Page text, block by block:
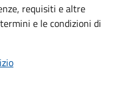
requisiti e altre
e le condizioni di